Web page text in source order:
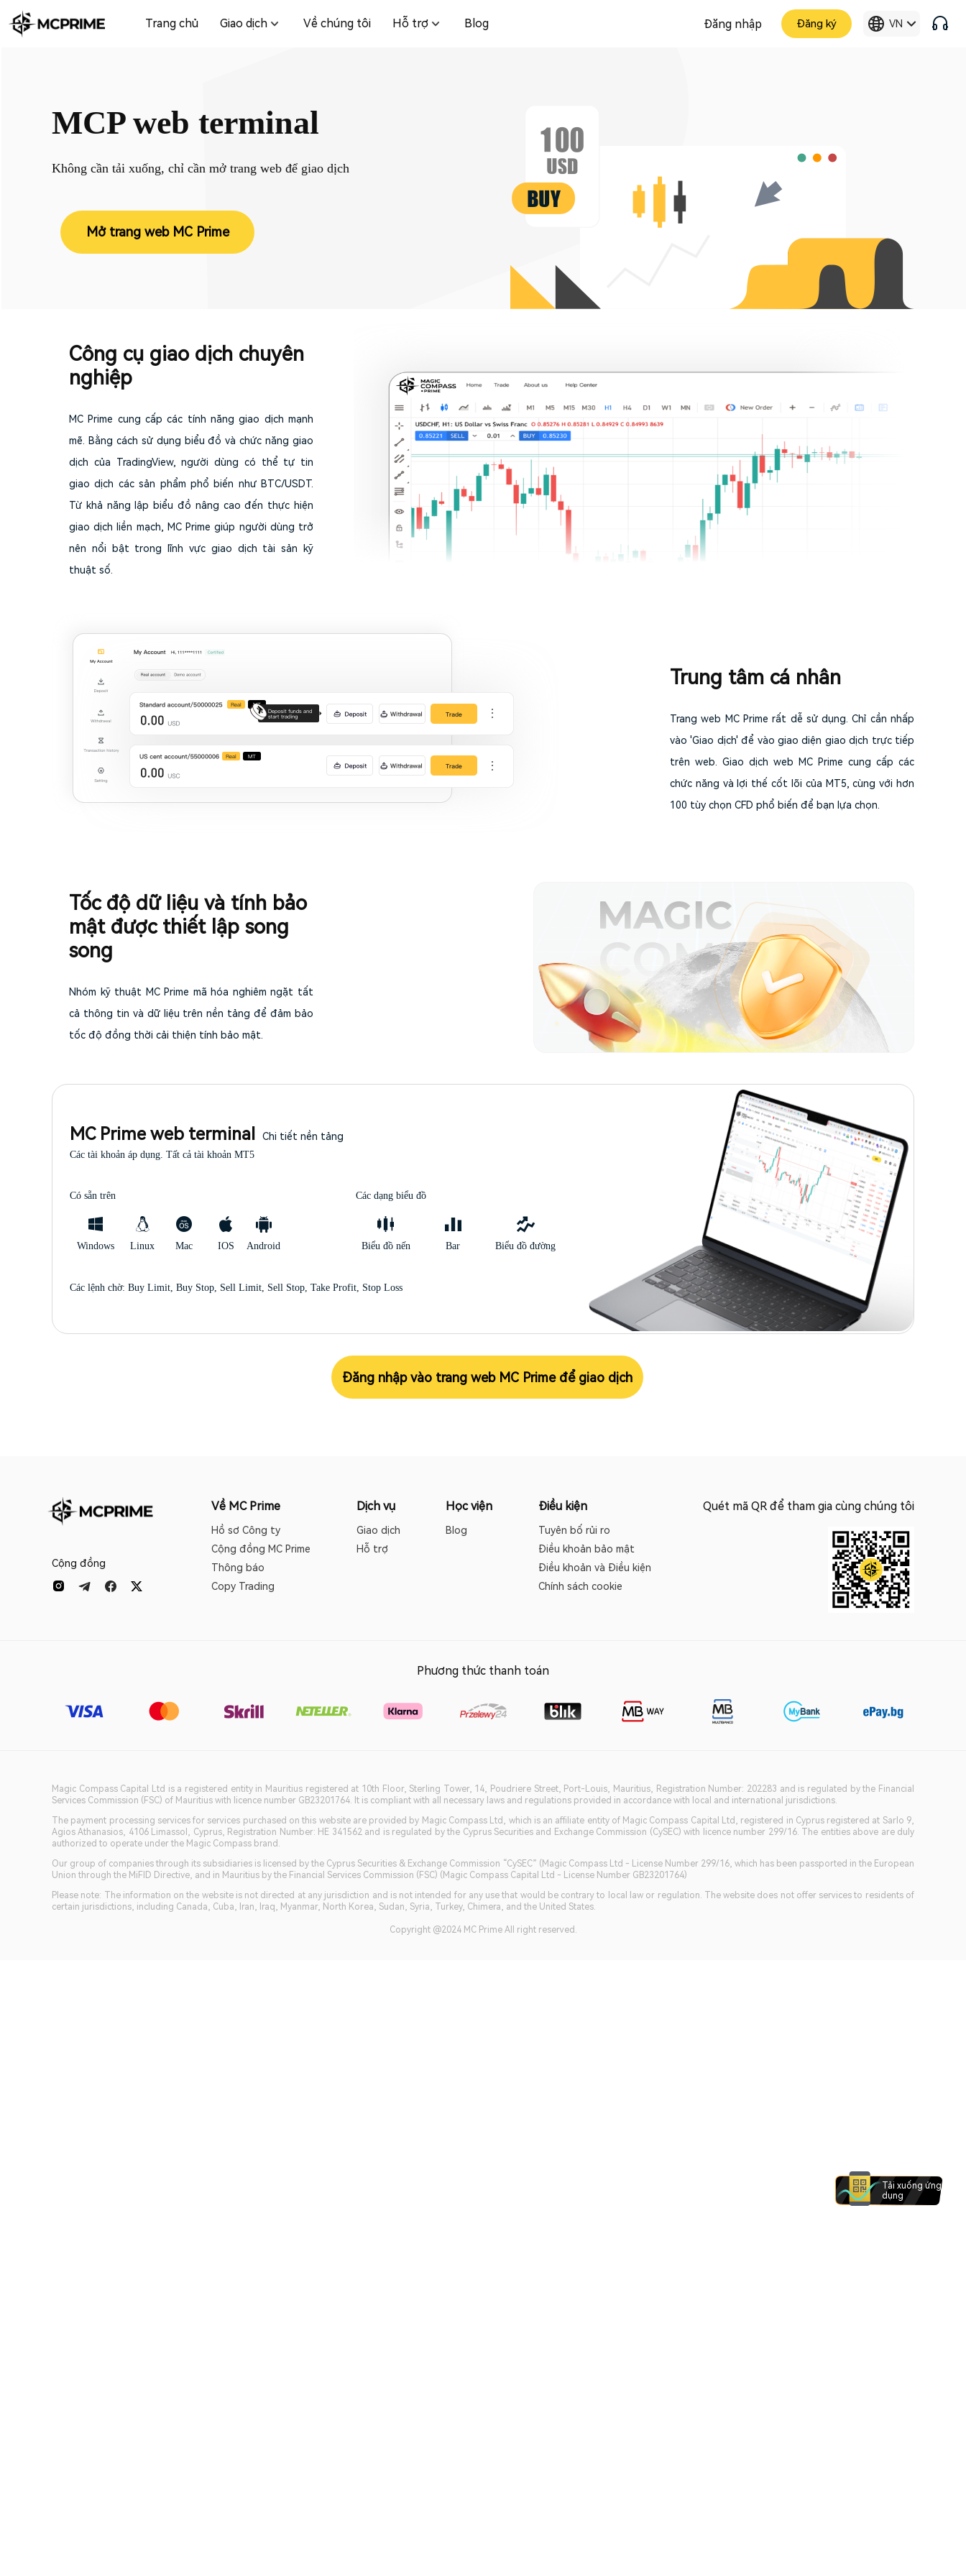
Trang chủ Giao dịch Về chúng tôi Hỗ trợ Blog Đăng nhập Đăng ký VN
MCP web terminal
Không cần tải xuống, chỉ cần mở trang web để giao dịch ​
Mở trang web MC Prime
Công cụ giao dịch chuyên
nghiệp
MC Prime cung cấp các tính năng giao dịch mạnh
mẽ. Bằng cách sử dụng biểu đồ và chức năng giao
dịch của TradingView, người dùng có thể tự tin
giao dịch các sản phẩm phổ biến như BTC/USDT.
Từ khả năng lập biểu đồ nâng cao đến thực hiện
giao dịch liền mạch, MC Prime giúp người dùng trở
nên nổi bật trong lĩnh vực giao dịch tài sản kỹ
thuật số.
Trung tâm cá nhân
Trang web MC Prime rất dễ sử dụng. Chỉ cần nhấp
vào 'Giao dịch' để vào giao diện giao dịch trực tiếp
trên web. Giao dịch web MC Prime cung cấp các
chức năng và lợi thế cốt lõi của MT5, cùng với hơn
100 tùy chọn CFD phổ biến để bạn lựa chọn.
Tốc độ dữ liệu và tính bảo
mật được thiết lập song
song
Nhóm kỹ thuật MC Prime mã hóa nghiêm ngặt tất
cả thông tin và dữ liệu trên nền tảng để đảm bảo
tốc độ đồng thời cải thiện tính bảo mật.
MC Prime web terminal Chi tiết nền tảng
Các tài khoản áp dụng. Tất cả tài khoản MT5
Có sẵn trên
Windows Linux Mac IOS Android
Các dạng biểu đồ
Biểu đồ nến Bar Biểu đồ đường
Các lệnh chờ: Buy Limit, Buy Stop, Sell Limit, Sell Stop, Take Profit, Stop Loss
Đăng nhập vào trang web MC Prime để giao dịch
Cộng đồng
Về MC Prime
Hồ sơ Công ty
Cộng đồng MC Prime
Thông báo
Copy Trading
Dịch vụ
Giao dịch
Hỗ trợ
Học viện
Blog
Điều kiện
Tuyên bố rủi ro
Điều khoản bảo mật
Điều khoản và Điều kiện
Chính sách cookie
Quét mã QR để tham gia cùng chúng tôi
Phương thức thanh toán
Magic Compass Capital Ltd is a registered entity in Mauritius registered at 10th Floor, Sterling Tower, 14, Poudriere Street, Port-Louis, Mauritius, Registration Number: 202283 and is regulated by the Financial
Services Commission (FSC) of Mauritius with licence number GB23201764. It is compliant with all necessary laws and regulations provided in accordance with local and international jurisdictions.
The payment processing services for services purchased on this website are provided by Magic Compass Ltd, which is an affiliate entity of Magic Compass Capital Ltd, registered in Cyprus registered at Sarlo 9,
Agios Athanasios, 4106 Limassol, Cyprus, Registration Number: HE 341562 and is regulated by the Cyprus Securities and Exchange Commission (CySEC) with licence number 299/16. The entities above are duly
authorized to operate under the Magic Compass brand.
Our group of companies through its subsidiaries is licensed by the Cyprus Securities & Exchange Commission “CySEC” (Magic Compass Ltd - License Number 299/16, which has been passported in the European
Union through the MiFID Directive, and in Mauritius by the Financial Services Commission (FSC) (Magic Compass Capital Ltd - License Number GB23201764)
Please note: The information on the website is not directed at any jurisdiction and is not intended for any use that would be contrary to local law or regulation. The website does not offer services to residents of
certain jurisdictions, including Canada, Cuba, Iran, Iraq, Myanmar, North Korea, Sudan, Syria, Turkey, Chimera, and the United States.
Copyright @2024 MC Prime All right reserved.
Tải xuống ứng
dụng